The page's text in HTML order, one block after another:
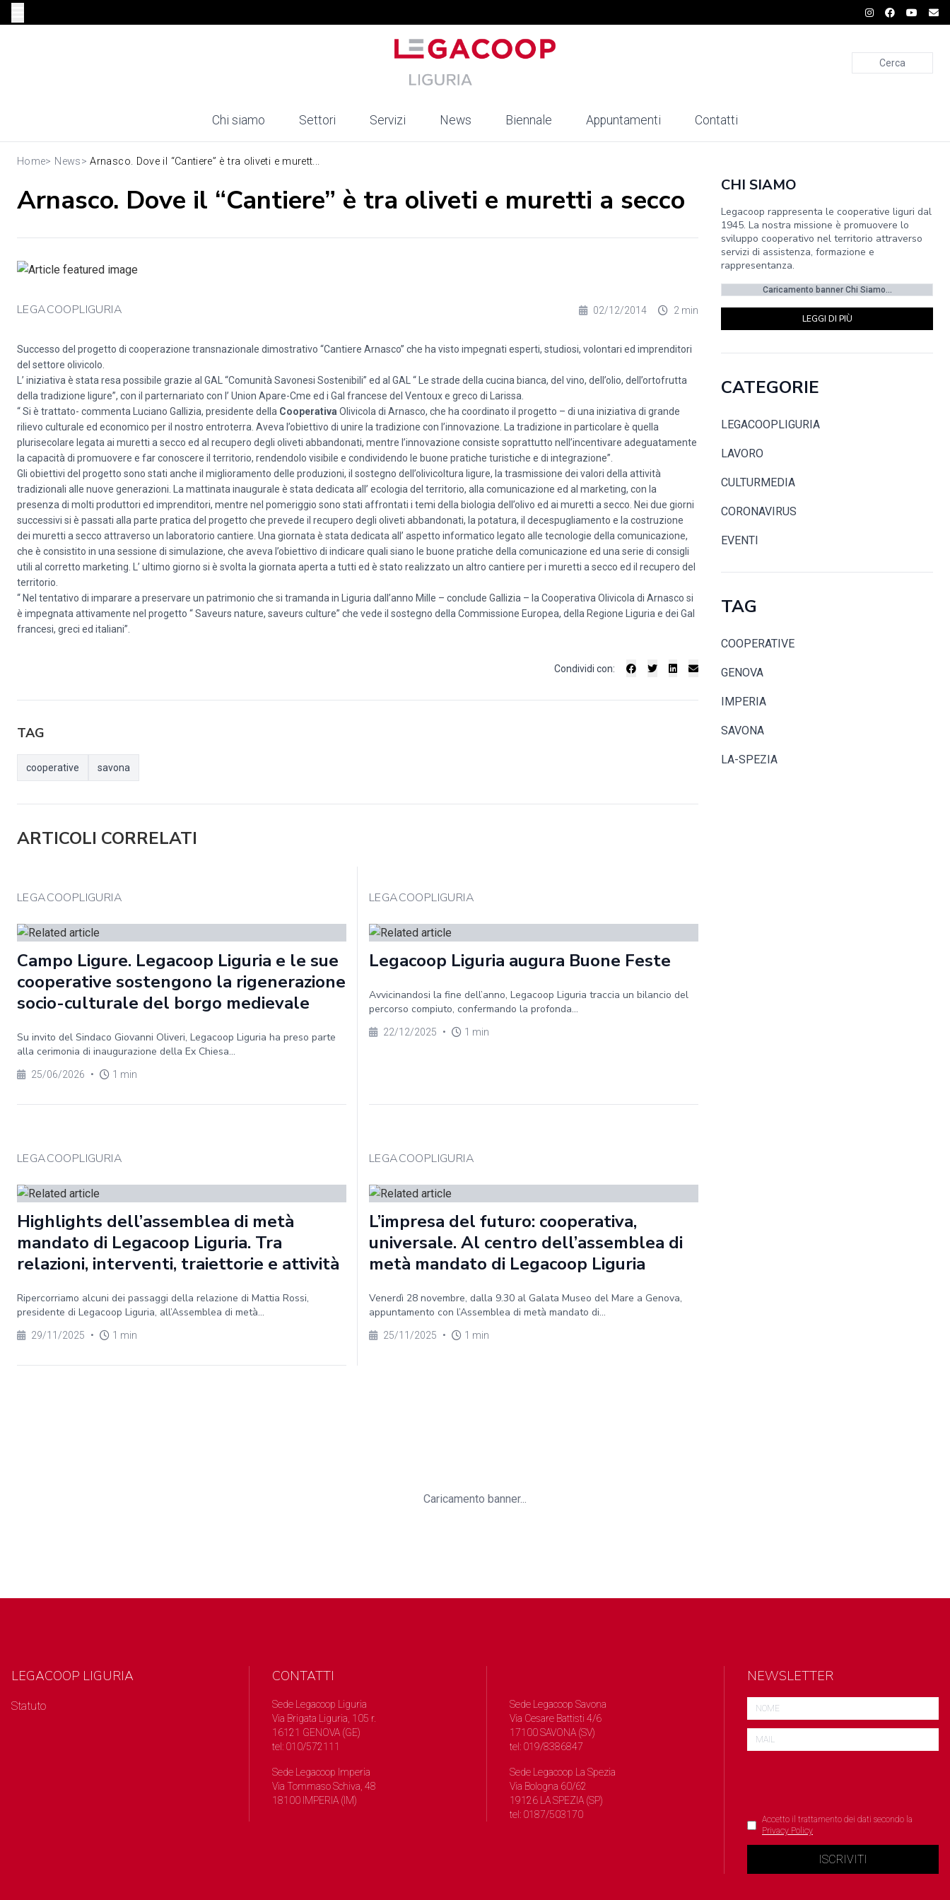
Cerca
Chi siamo Settori Servizi News Biennale Appuntamenti Contatti
Home> News> Arnasco. Dove il “Cantiere” è tra oliveti e murett...
Arnasco. Dove il “Cantiere” è tra oliveti e muretti a secco
LEGACOOPLIGURIA 02/12/2014 2 min
Successo del progetto di cooperazione transnazionale dimostrativo “Cantiere Arnasco” che ha visto impegnati esperti, studiosi, volontari ed imprenditori
del settore olivicolo.
L’ iniziativa è stata resa possibile grazie al GAL “Comunità Savonesi Sostenibili” ed al GAL “ Le strade della cucina bianca, del vino, dell’olio, dell’ortofrutta
della tradizione ligure”, con il parternariato con l’ Union Apare-Cme ed i Gal francese del Ventoux e greco di Larissa.
“ Si è trattato- commenta Luciano Gallizia, presidente della Cooperativa Olivicola di Arnasco, che ha coordinato il progetto – di una iniziativa di grande
rilievo culturale ed economico per il nostro entroterra. Aveva l’obiettivo di unire la tradizione con l’innovazione. La tradizione in particolare è quella
plurisecolare legata ai muretti a secco ed al recupero degli oliveti abbandonati, mentre l’innovazione consiste soprattutto nell’incentivare adeguatamente
la capacità di promuovere e far conoscere il territorio, rendendolo visibile e condividendo le buone pratiche turistiche e di integrazione”.
Gli obiettivi del progetto sono stati anche il miglioramento delle produzioni, il sostegno dell’olivicoltura ligure, la trasmissione dei valori della attività
tradizionali alle nuove generazioni. La mattinata inaugurale è stata dedicata all’ ecologia del territorio, alla comunicazione ed al marketing, con la
presenza di molti produttori ed imprenditori, mentre nel pomeriggio sono stati affrontati i temi della biologia dell’olivo ed ai muretti a secco. Nei due giorni
successivi si è passati alla parte pratica del progetto che prevede il recupero degli oliveti abbandonati, la potatura, il decespugliamento e la costruzione
dei muretti a secco attraverso un laboratorio cantiere. Una giornata è stata dedicata all’ aspetto informatico legato alle tecnologie della comunicazione,
che è consistito in una sessione di simulazione, che aveva l’obiettivo di indicare quali siano le buone pratiche della comunicazione ed una serie di consigli
utili al corretto marketing. L’ ultimo giorno si è svolta la giornata aperta a tutti ed è stato realizzato un altro cantiere per i muretti a secco ed il recupero del
territorio.
“ Nel tentativo di imparare a preservare un patrimonio che si tramanda in Liguria dall’anno Mille – conclude Gallizia – la Cooperativa Olivicola di Arnasco si
è impegnata attivamente nel progetto “ Saveurs nature, saveurs culture” che vede il sostegno della Commissione Europea, della Regione Liguria e dei Gal
francesi, greci ed italiani”.
Condividi con:
TAG
cooperative savona
ARTICOLI CORRELATI
LEGACOOPLIGURIA
Campo Ligure. Legacoop Liguria e le sue
cooperative sostengono la rigenerazione
socio-culturale del borgo medievale
Su invito del Sindaco Giovanni Oliveri, Legacoop Liguria ha preso parte
alla cerimonia di inaugurazione della Ex Chiesa...
25/06/2026 • 1 min
LEGACOOPLIGURIA
Legacoop Liguria augura Buone Feste
Avvicinandosi la fine dell’anno, Legacoop Liguria traccia un bilancio del
percorso compiuto, confermando la profonda...
22/12/2025 • 1 min
LEGACOOPLIGURIA
Highlights dell’assemblea di metà
mandato di Legacoop Liguria. Tra
relazioni, interventi, traiettorie e attività
Ripercorriamo alcuni dei passaggi della relazione di Mattia Rossi,
presidente di Legacoop Liguria, all’Assemblea di metà...
29/11/2025 • 1 min
LEGACOOPLIGURIA
L’impresa del futuro: cooperativa,
universale. Al centro dell’assemblea di
metà mandato di Legacoop Liguria
Venerdì 28 novembre, dalla 9.30 al Galata Museo del Mare a Genova,
appuntamento con l’Assemblea di metà mandato di...
25/11/2025 • 1 min
CHI SIAMO
Legacoop rappresenta le cooperative liguri dal
1945. La nostra missione è promuovere lo
sviluppo cooperativo nel territorio attraverso
servizi di assistenza, formazione e
rappresentanza.
Caricamento banner Chi Siamo...
LEGGI DI PIÙ
CATEGORIE
LEGACOOPLIGURIA
LAVORO
CULTURMEDIA
CORONAVIRUS
EVENTI
TAG
COOPERATIVE
GENOVA
IMPERIA
SAVONA
LA-SPEZIA
Caricamento banner...
LEGACOOP LIGURIA
Statuto
CONTATTI
Sede Legacoop Liguria
Via Brigata Liguria, 105 r.
16121 GENOVA (GE)
tel: 010/572111
Sede Legacoop Imperia
Via Tommaso Schiva, 48
18100 IMPERIA (IM)
Sede Legacoop Savona
Via Cesare Battisti 4/6
17100 SAVONA (SV)
tel: 019/8386847
Sede Legacoop La Spezia
Via Bologna 60/62
19126 LA SPEZIA (SP)
tel: 0187/503170
NEWSLETTER
Accetto il trattamento dei dati secondo la
Privacy Policy
ISCRIVITI